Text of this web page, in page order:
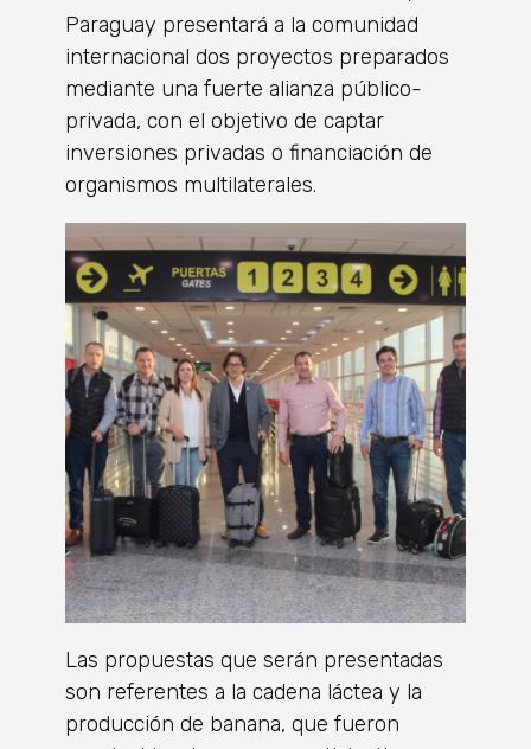
Paraguay presentará a la comunidad
internacional dos proyectos preparados
mediante una fuerte alianza público-
privada, con el objetivo de captar
inversiones privadas o financiación de
organismos multilaterales.
Las propuestas que serán presentadas
son referentes a la cadena láctea y la
producción de banana, que fueron